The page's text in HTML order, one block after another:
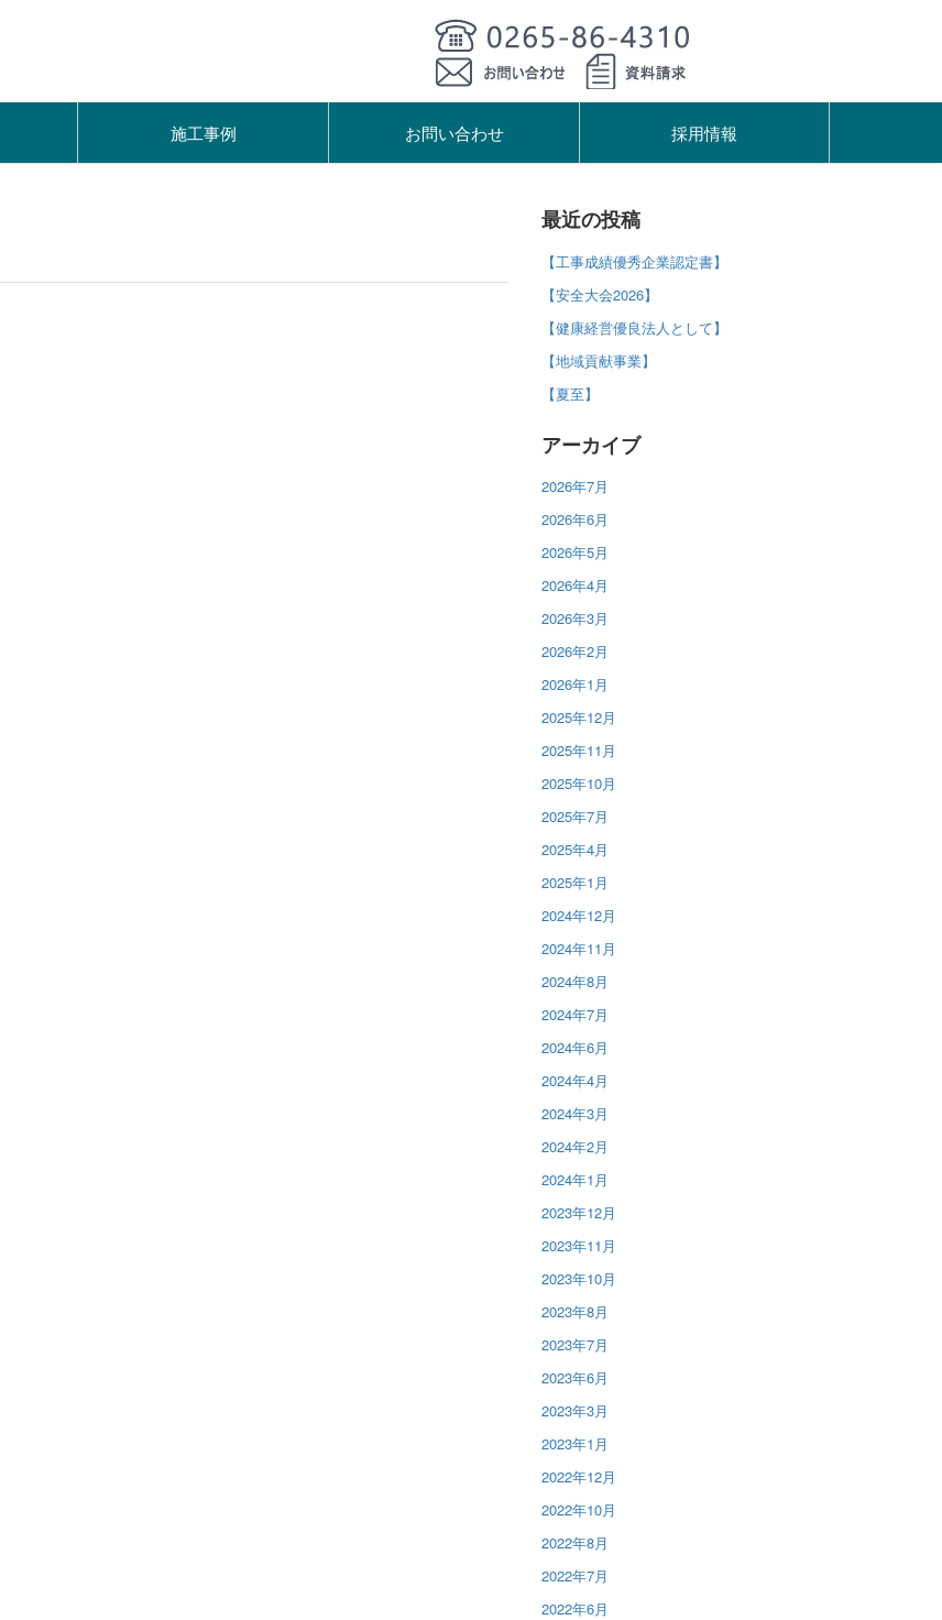
施工事例 お問い合わせ 採用情報
最近の投稿
【工事成績優秀企業認定書】
【安全大会2026】
【健康経営優良法人として】
【地域貢献事業】
【夏至】
アーカイブ
2026年7月
2026年6月
2026年5月
2026年4月
2026年3月
2026年2月
2026年1月
2025年12月
2025年11月
2025年10月
2025年7月
2025年4月
2025年1月
2024年12月
2024年11月
2024年8月
2024年7月
2024年6月
2024年4月
2024年3月
2024年2月
2024年1月
2023年12月
2023年11月
2023年10月
2023年8月
2023年7月
2023年6月
2023年3月
2023年1月
2022年12月
2022年10月
2022年8月
2022年7月
2022年6月